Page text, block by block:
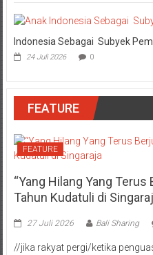
Indonesia Sebagai Subyek
24 Juli 2026 0
FEATURE
FEATURE
“Yang Hilang Yang
Tahun Kudatuli di
27 Juli 2026 Bali Sharing
//jika rakyat pergi/ketika